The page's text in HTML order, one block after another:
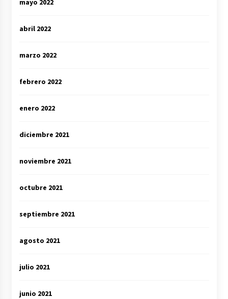
mayo 2022
abril 2022
marzo 2022
febrero 2022
enero 2022
diciembre 2021
noviembre 2021
octubre 2021
septiembre 2021
agosto 2021
julio 2021
junio 2021